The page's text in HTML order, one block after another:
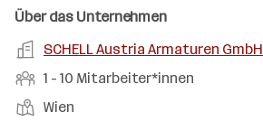
s
r
t
n
e
b
n
s
m
o
d
e
t
o
t
u
s
f
l
f
n
e
S
Über das Unternehmen
A
r
e
SCHELL Austria Armaturen GmbH
M
i
t
1 - 10 Mitarbeiter*innen
S
Wien